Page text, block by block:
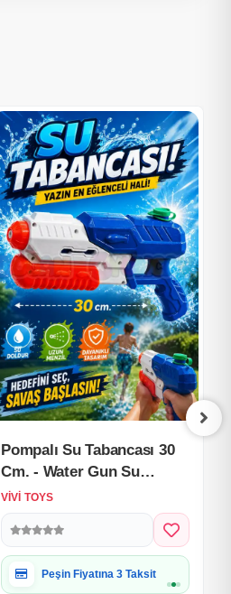
Pompalı Su Tabancası 30
Cm. - Water Gun Su
Eğlencesi Su Silahı Su
Savaşı
VIVI TOYS
Hediye Paketine Uygun